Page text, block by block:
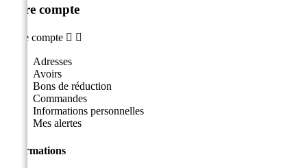
Votre compte
Votre compte  
Adresses
Avoirs
Bons de réduction
Commandes
Informations personnelles
Mes alertes
Informations